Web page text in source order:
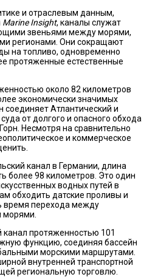
и отраслевым данным,
Marine Insight, каналы служат
звеньями между морями,
регионами. Они сокращают
на топливо, одновременно
протяженные естественные
около 82 километров
экономически значимых
соединяет Атлантический и
от долгого и опасного обхода
Несмотря на сравнительно
и коммерческое
канал в Германии, длина
более 98 километров. Это один
водных путей в
обходить датские проливы и
время перехода между
морями.
канал протяженностью 101
функцию, соединяя бассейн
морскими маршрутами.
внутренней транспортной
региональную торговлю.